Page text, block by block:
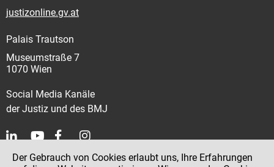
justizonline.gv.at
Palais Trautson
Museumstraße 7
1070 Wien
Social Media Kanäle
der Justiz und des BMJ
Kontakt
Der Gebrauch von Cookies erlaubt uns, Ihre Erfahrungen